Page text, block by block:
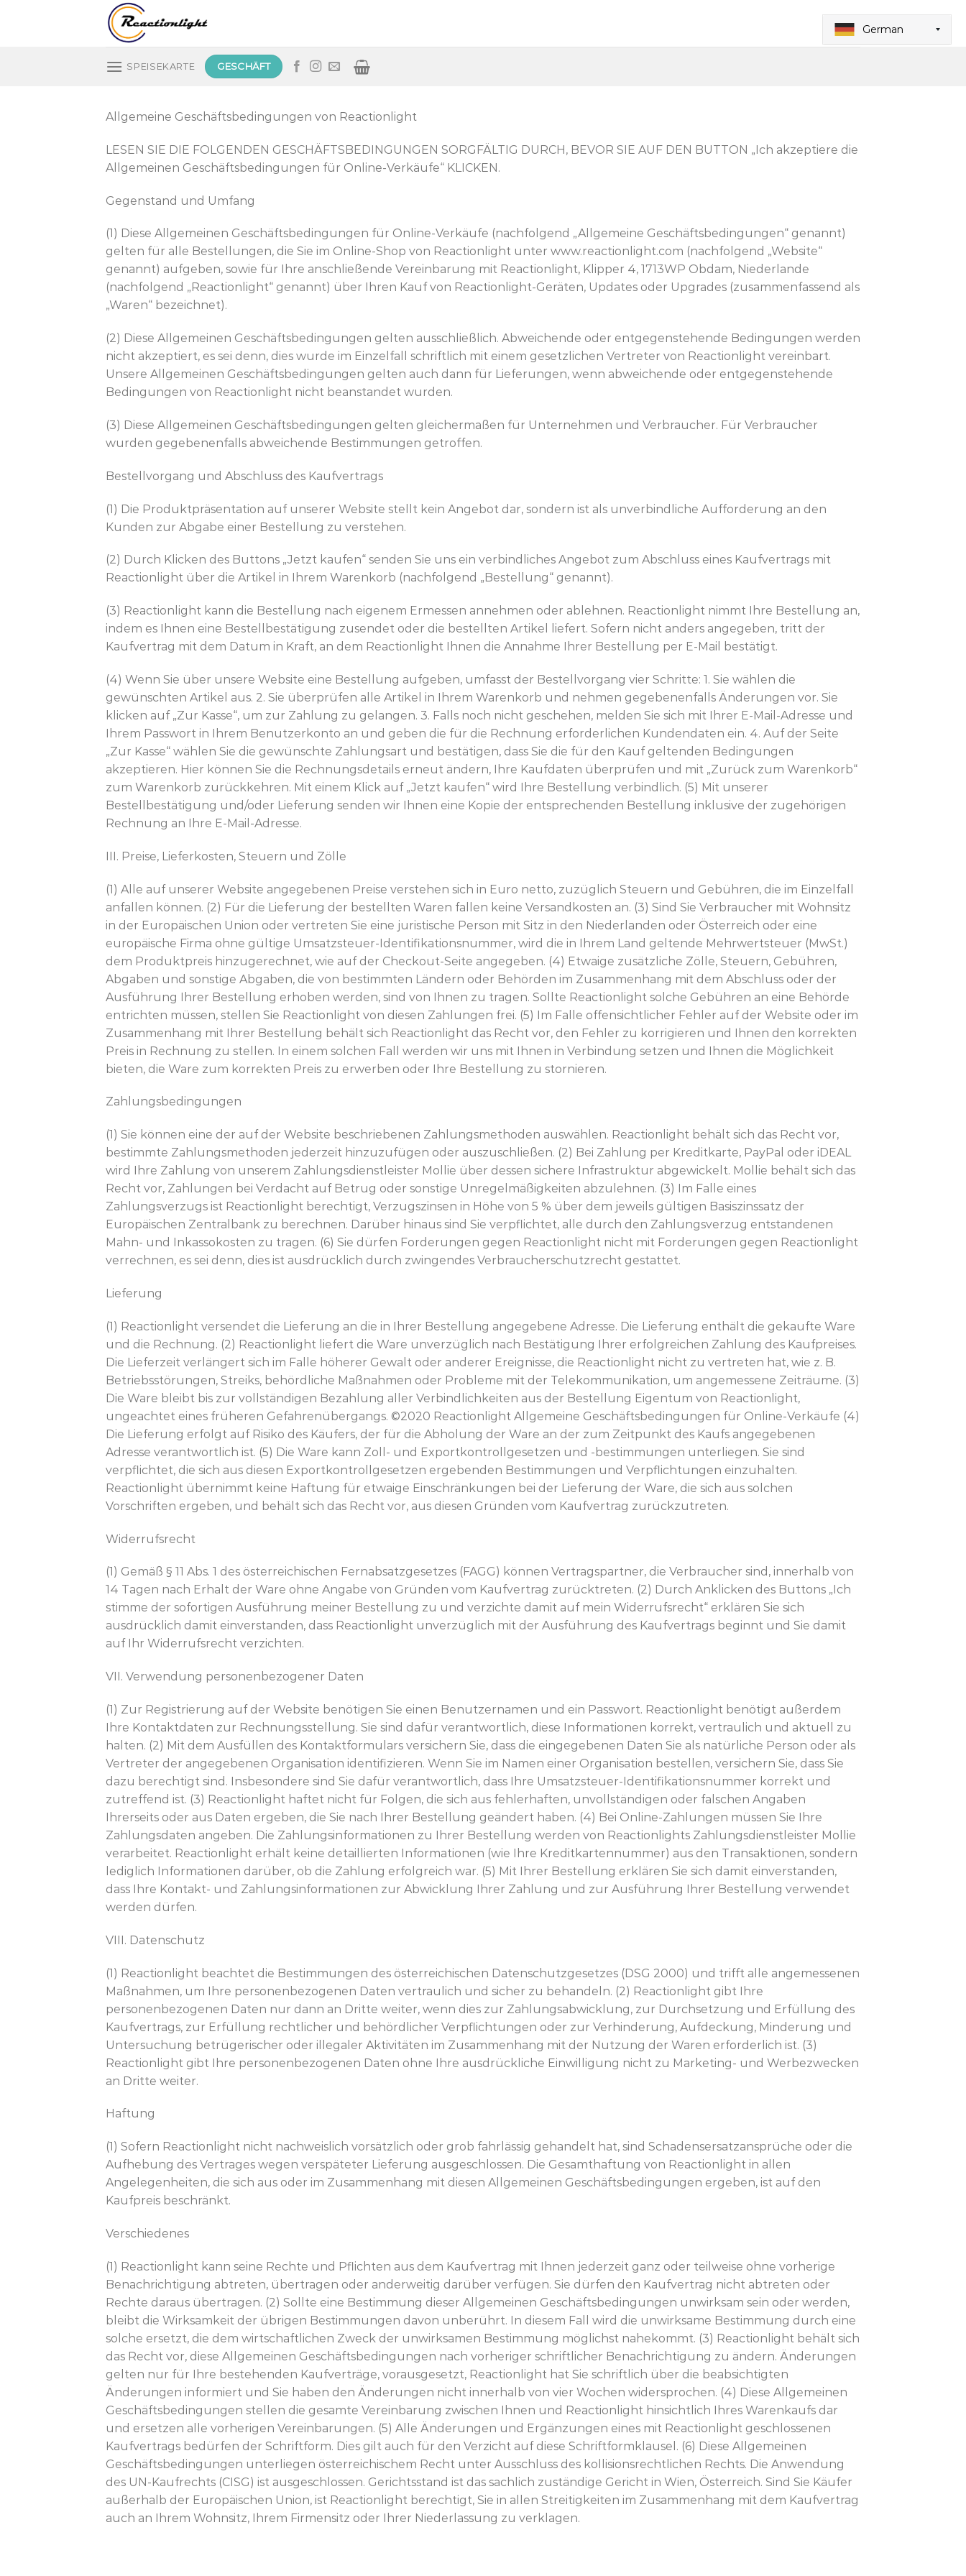
SPEISEKARTE GESCHÄFT
Allgemeine Geschäftsbedingungen von Reactionlight
LESEN SIE DIE FOLGENDEN GESCHÄFTSBEDINGUNGEN SORGFÄLTIG DURCH, BEVOR SIE AUF DEN BUTTON „Ich akzeptiere die
Allgemeinen Geschäftsbedingungen für Online-Verkäufe“ KLICKEN.
Gegenstand und Umfang
(1) Diese Allgemeinen Geschäftsbedingungen für Online-Verkäufe (nachfolgend „Allgemeine Geschäftsbedingungen“ genannt)
gelten für alle Bestellungen, die Sie im Online-Shop von Reactionlight unter www.reactionlight.com (nachfolgend „Website“
genannt) aufgeben, sowie für Ihre anschließende Vereinbarung mit Reactionlight, Klipper 4, 1713WP Obdam, Niederlande
(nachfolgend „Reactionlight“ genannt) über Ihren Kauf von Reactionlight-Geräten, Updates oder Upgrades (zusammenfassend als
„Waren“ bezeichnet).
(2) Diese Allgemeinen Geschäftsbedingungen gelten ausschließlich. Abweichende oder entgegenstehende Bedingungen werden
nicht akzeptiert, es sei denn, dies wurde im Einzelfall schriftlich mit einem gesetzlichen Vertreter von Reactionlight vereinbart.
Unsere Allgemeinen Geschäftsbedingungen gelten auch dann für Lieferungen, wenn abweichende oder entgegenstehende
Bedingungen von Reactionlight nicht beanstandet wurden.
(3) Diese Allgemeinen Geschäftsbedingungen gelten gleichermaßen für Unternehmen und Verbraucher. Für Verbraucher
wurden gegebenenfalls abweichende Bestimmungen getroffen.
Bestellvorgang und Abschluss des Kaufvertrags
(1) Die Produktpräsentation auf unserer Website stellt kein Angebot dar, sondern ist als unverbindliche Aufforderung an den
Kunden zur Abgabe einer Bestellung zu verstehen.
(2) Durch Klicken des Buttons „Jetzt kaufen“ senden Sie uns ein verbindliches Angebot zum Abschluss eines Kaufvertrags mit
Reactionlight über die Artikel in Ihrem Warenkorb (nachfolgend „Bestellung“ genannt).
(3) Reactionlight kann die Bestellung nach eigenem Ermessen annehmen oder ablehnen. Reactionlight nimmt Ihre Bestellung an,
indem es Ihnen eine Bestellbestätigung zusendet oder die bestellten Artikel liefert. Sofern nicht anders angegeben, tritt der
Kaufvertrag mit dem Datum in Kraft, an dem Reactionlight Ihnen die Annahme Ihrer Bestellung per E-Mail bestätigt.
(4) Wenn Sie über unsere Website eine Bestellung aufgeben, umfasst der Bestellvorgang vier Schritte: 1. Sie wählen die
gewünschten Artikel aus. 2. Sie überprüfen alle Artikel in Ihrem Warenkorb und nehmen gegebenenfalls Änderungen vor. Sie
klicken auf „Zur Kasse“, um zur Zahlung zu gelangen. 3. Falls noch nicht geschehen, melden Sie sich mit Ihrer E-Mail-Adresse und
Ihrem Passwort in Ihrem Benutzerkonto an und geben die für die Rechnung erforderlichen Kundendaten ein. 4. Auf der Seite
„Zur Kasse“ wählen Sie die gewünschte Zahlungsart und bestätigen, dass Sie die für den Kauf geltenden Bedingungen
akzeptieren. Hier können Sie die Rechnungsdetails erneut ändern, Ihre Kaufdaten überprüfen und mit „Zurück zum Warenkorb“
zum Warenkorb zurückkehren. Mit einem Klick auf „Jetzt kaufen“ wird Ihre Bestellung verbindlich. (5) Mit unserer
Bestellbestätigung und/oder Lieferung senden wir Ihnen eine Kopie der entsprechenden Bestellung inklusive der zugehörigen
Rechnung an Ihre E-Mail-Adresse.
III. Preise, Lieferkosten, Steuern und Zölle
(1) Alle auf unserer Website angegebenen Preise verstehen sich in Euro netto, zuzüglich Steuern und Gebühren, die im Einzelfall
anfallen können. (2) Für die Lieferung der bestellten Waren fallen keine Versandkosten an. (3) Sind Sie Verbraucher mit Wohnsitz
in der Europäischen Union oder vertreten Sie eine juristische Person mit Sitz in den Niederlanden oder Österreich oder eine
europäische Firma ohne gültige Umsatzsteuer-Identifikationsnummer, wird die in Ihrem Land geltende Mehrwertsteuer (MwSt.)
dem Produktpreis hinzugerechnet, wie auf der Checkout-Seite angegeben. (4) Etwaige zusätzliche Zölle, Steuern, Gebühren,
Abgaben und sonstige Abgaben, die von bestimmten Ländern oder Behörden im Zusammenhang mit dem Abschluss oder der
Ausführung Ihrer Bestellung erhoben werden, sind von Ihnen zu tragen. Sollte Reactionlight solche Gebühren an eine Behörde
entrichten müssen, stellen Sie Reactionlight von diesen Zahlungen frei. (5) Im Falle offensichtlicher Fehler auf der Website oder im
Zusammenhang mit Ihrer Bestellung behält sich Reactionlight das Recht vor, den Fehler zu korrigieren und Ihnen den korrekten
Preis in Rechnung zu stellen. In einem solchen Fall werden wir uns mit Ihnen in Verbindung setzen und Ihnen die Möglichkeit
bieten, die Ware zum korrekten Preis zu erwerben oder Ihre Bestellung zu stornieren.
Zahlungsbedingungen
(1) Sie können eine der auf der Website beschriebenen Zahlungsmethoden auswählen. Reactionlight behält sich das Recht vor,
bestimmte Zahlungsmethoden jederzeit hinzuzufügen oder auszuschließen. (2) Bei Zahlung per Kreditkarte, PayPal oder iDEAL
wird Ihre Zahlung von unserem Zahlungsdienstleister Mollie über dessen sichere Infrastruktur abgewickelt. Mollie behält sich das
Recht vor, Zahlungen bei Verdacht auf Betrug oder sonstige Unregelmäßigkeiten abzulehnen. (3) Im Falle eines
Zahlungsverzugs ist Reactionlight berechtigt, Verzugszinsen in Höhe von 5 % über dem jeweils gültigen Basiszinssatz der
Europäischen Zentralbank zu berechnen. Darüber hinaus sind Sie verpflichtet, alle durch den Zahlungsverzug entstandenen
Mahn- und Inkassokosten zu tragen. (6) Sie dürfen Forderungen gegen Reactionlight nicht mit Forderungen gegen Reactionlight
verrechnen, es sei denn, dies ist ausdrücklich durch zwingendes Verbraucherschutzrecht gestattet.
Lieferung
(1) Reactionlight versendet die Lieferung an die in Ihrer Bestellung angegebene Adresse. Die Lieferung enthält die gekaufte Ware
und die Rechnung. (2) Reactionlight liefert die Ware unverzüglich nach Bestätigung Ihrer erfolgreichen Zahlung des Kaufpreises.
Die Lieferzeit verlängert sich im Falle höherer Gewalt oder anderer Ereignisse, die Reactionlight nicht zu vertreten hat, wie z. B.
Betriebsstörungen, Streiks, behördliche Maßnahmen oder Probleme mit der Telekommunikation, um angemessene Zeiträume. (3)
Die Ware bleibt bis zur vollständigen Bezahlung aller Verbindlichkeiten aus der Bestellung Eigentum von Reactionlight,
ungeachtet eines früheren Gefahrenübergangs. ©2020 Reactionlight Allgemeine Geschäftsbedingungen für Online-Verkäufe (4)
Die Lieferung erfolgt auf Risiko des Käufers, der für die Abholung der Ware an der zum Zeitpunkt des Kaufs angegebenen
Adresse verantwortlich ist. (5) Die Ware kann Zoll- und Exportkontrollgesetzen und -bestimmungen unterliegen. Sie sind
verpflichtet, die sich aus diesen Exportkontrollgesetzen ergebenden Bestimmungen und Verpflichtungen einzuhalten.
Reactionlight übernimmt keine Haftung für etwaige Einschränkungen bei der Lieferung der Ware, die sich aus solchen
Vorschriften ergeben, und behält sich das Recht vor, aus diesen Gründen vom Kaufvertrag zurückzutreten.
Widerrufsrecht
(1) Gemäß § 11 Abs. 1 des österreichischen Fernabsatzgesetzes (FAGG) können Vertragspartner, die Verbraucher sind, innerhalb von
14 Tagen nach Erhalt der Ware ohne Angabe von Gründen vom Kaufvertrag zurücktreten. (2) Durch Anklicken des Buttons „Ich
stimme der sofortigen Ausführung meiner Bestellung zu und verzichte damit auf mein Widerrufsrecht“ erklären Sie sich
ausdrücklich damit einverstanden, dass Reactionlight unverzüglich mit der Ausführung des Kaufvertrags beginnt und Sie damit
auf Ihr Widerrufsrecht verzichten.
VII. Verwendung personenbezogener Daten
(1) Zur Registrierung auf der Website benötigen Sie einen Benutzernamen und ein Passwort. Reactionlight benötigt außerdem
Ihre Kontaktdaten zur Rechnungsstellung. Sie sind dafür verantwortlich, diese Informationen korrekt, vertraulich und aktuell zu
halten. (2) Mit dem Ausfüllen des Kontaktformulars versichern Sie, dass die eingegebenen Daten Sie als natürliche Person oder als
Vertreter der angegebenen Organisation identifizieren. Wenn Sie im Namen einer Organisation bestellen, versichern Sie, dass Sie
dazu berechtigt sind. Insbesondere sind Sie dafür verantwortlich, dass Ihre Umsatzsteuer-Identifikationsnummer korrekt und
zutreffend ist. (3) Reactionlight haftet nicht für Folgen, die sich aus fehlerhaften, unvollständigen oder falschen Angaben
Ihrerseits oder aus Daten ergeben, die Sie nach Ihrer Bestellung geändert haben. (4) Bei Online-Zahlungen müssen Sie Ihre
Zahlungsdaten angeben. Die Zahlungsinformationen zu Ihrer Bestellung werden von Reactionlights Zahlungsdienstleister Mollie
verarbeitet. Reactionlight erhält keine detaillierten Informationen (wie Ihre Kreditkartennummer) aus den Transaktionen, sondern
lediglich Informationen darüber, ob die Zahlung erfolgreich war. (5) Mit Ihrer Bestellung erklären Sie sich damit einverstanden,
dass Ihre Kontakt- und Zahlungsinformationen zur Abwicklung Ihrer Zahlung und zur Ausführung Ihrer Bestellung verwendet
werden dürfen.
VIII. Datenschutz
(1) Reactionlight beachtet die Bestimmungen des österreichischen Datenschutzgesetzes (DSG 2000) und trifft alle angemessenen
Maßnahmen, um Ihre personenbezogenen Daten vertraulich und sicher zu behandeln. (2) Reactionlight gibt Ihre
personenbezogenen Daten nur dann an Dritte weiter, wenn dies zur Zahlungsabwicklung, zur Durchsetzung und Erfüllung des
Kaufvertrags, zur Erfüllung rechtlicher und behördlicher Verpflichtungen oder zur Verhinderung, Aufdeckung, Minderung und
Untersuchung betrügerischer oder illegaler Aktivitäten im Zusammenhang mit der Nutzung der Waren erforderlich ist. (3)
Reactionlight gibt Ihre personenbezogenen Daten ohne Ihre ausdrückliche Einwilligung nicht zu Marketing- und Werbezwecken
an Dritte weiter.
Haftung
(1) Sofern Reactionlight nicht nachweislich vorsätzlich oder grob fahrlässig gehandelt hat, sind Schadensersatzansprüche oder die
Aufhebung des Vertrages wegen verspäteter Lieferung ausgeschlossen. Die Gesamthaftung von Reactionlight in allen
Angelegenheiten, die sich aus oder im Zusammenhang mit diesen Allgemeinen Geschäftsbedingungen ergeben, ist auf den
Kaufpreis beschränkt.
Verschiedenes
(1) Reactionlight kann seine Rechte und Pflichten aus dem Kaufvertrag mit Ihnen jederzeit ganz oder teilweise ohne vorherige
Benachrichtigung abtreten, übertragen oder anderweitig darüber verfügen. Sie dürfen den Kaufvertrag nicht abtreten oder
Rechte daraus übertragen. (2) Sollte eine Bestimmung dieser Allgemeinen Geschäftsbedingungen unwirksam sein oder werden,
bleibt die Wirksamkeit der übrigen Bestimmungen davon unberührt. In diesem Fall wird die unwirksame Bestimmung durch eine
solche ersetzt, die dem wirtschaftlichen Zweck der unwirksamen Bestimmung möglichst nahekommt. (3) Reactionlight behält sich
das Recht vor, diese Allgemeinen Geschäftsbedingungen nach vorheriger schriftlicher Benachrichtigung zu ändern. Änderungen
gelten nur für Ihre bestehenden Kaufverträge, vorausgesetzt, Reactionlight hat Sie schriftlich über die beabsichtigten
Änderungen informiert und Sie haben den Änderungen nicht innerhalb von vier Wochen widersprochen. (4) Diese Allgemeinen
Geschäftsbedingungen stellen die gesamte Vereinbarung zwischen Ihnen und Reactionlight hinsichtlich Ihres Warenkaufs dar
und ersetzen alle vorherigen Vereinbarungen. (5) Alle Änderungen und Ergänzungen eines mit Reactionlight geschlossenen
Kaufvertrags bedürfen der Schriftform. Dies gilt auch für den Verzicht auf diese Schriftformklausel. (6) Diese Allgemeinen
Geschäftsbedingungen unterliegen österreichischem Recht unter Ausschluss des kollisionsrechtlichen Rechts. Die Anwendung
des UN-Kaufrechts (CISG) ist ausgeschlossen. Gerichtsstand ist das sachlich zuständige Gericht in Wien, Österreich. Sind Sie Käufer
außerhalb der Europäischen Union, ist Reactionlight berechtigt, Sie in allen Streitigkeiten im Zusammenhang mit dem Kaufvertrag
auch an Ihrem Wohnsitz, Ihrem Firmensitz oder Ihrer Niederlassung zu verklagen.
German